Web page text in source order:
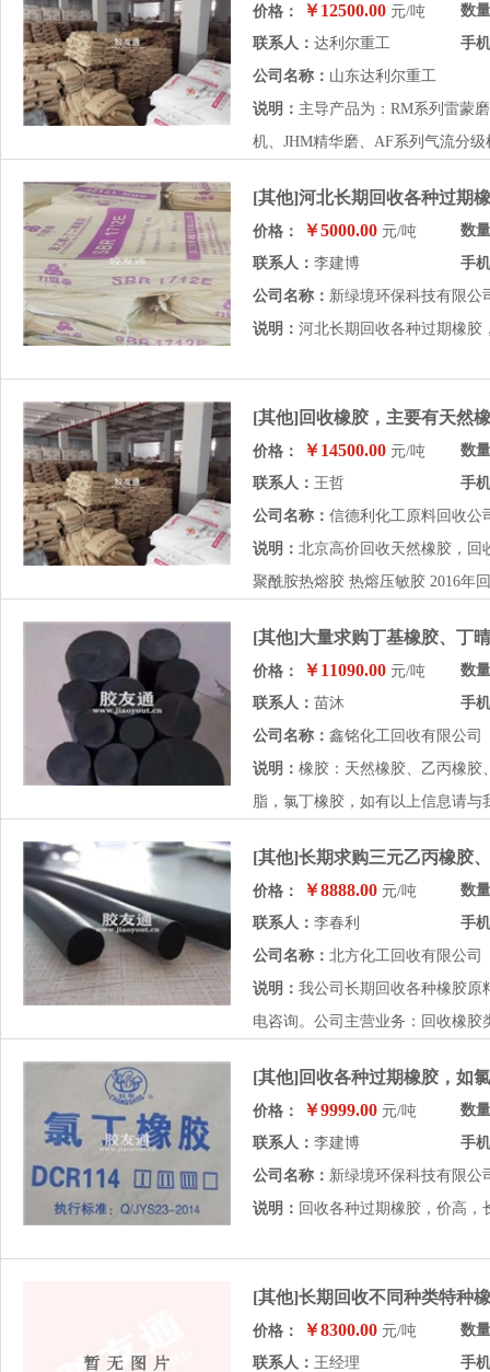
价格： ￥12500.00 元/吨
数
联系人： 达利尔重工
手
公司名称： 山东达利尔重工
说明： 主导产品为：RM系列雷蒙
机、JHM精华磨、AF系列气流分
[其他]河北长期回收各种过期
价格： ￥5000.00 元/吨
数
联系人： 李建博
手
公司名称： 新绿境环保科技有限公
说明： 河北长期回收各种过期橡胶
[其他]回收橡胶，主要有天然
价格： ￥14500.00 元/吨
数
联系人： 王哲
手
公司名称： 信德利化工原料回收公
说明： 北京高价回收天然橡胶，回
聚酰胺热熔胶 热熔压敏胶 2016年
[其他]大量求购丁基橡胶、丁
价格： ￥11090.00 元/吨
数
联系人： 苗沐
手
公司名称： 鑫铭化工回收有限公司
说明： 橡胶：天然橡胶、乙丙橡胶
脂，氯丁橡胶，如有以上信息请
[其他]长期求购三元乙丙橡胶
价格： ￥8888.00 元/吨
数
联系人： 李春利
手
公司名称： 北方化工回收有限公司
说明： 我公司长期回收各种橡胶原
电咨询。公司主营业务：回收橡
[其他]回收各种过期橡胶，如
价格： ￥9999.00 元/吨
数
联系人： 李建博
手
公司名称： 新绿境环保科技有限公
说明： 回收各种过期橡胶，价高，
[其他]长期回收不同种类特种
价格： ￥8300.00 元/吨
数
联系人： 王经理 手